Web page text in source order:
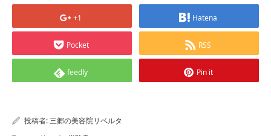
+1 Hatena
Pocket RSS
feedly Pin it
投稿者:三郷の美容院リベルタ